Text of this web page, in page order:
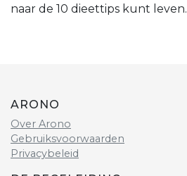
naar de 10 dieettips kunt leven.
ARONO
Over Arono
Gebruiksvoorwaarden
Privacybeleid